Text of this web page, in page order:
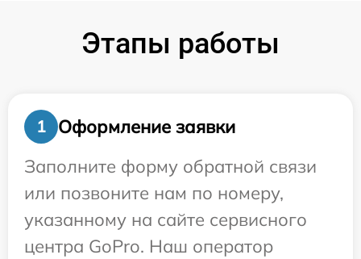
Этапы работы
1
Оформление заявки
Заполните форму обратной связи
или позвоните нам по номеру,
указанному на сайте сервисного
центра GoPro. Наш оператор